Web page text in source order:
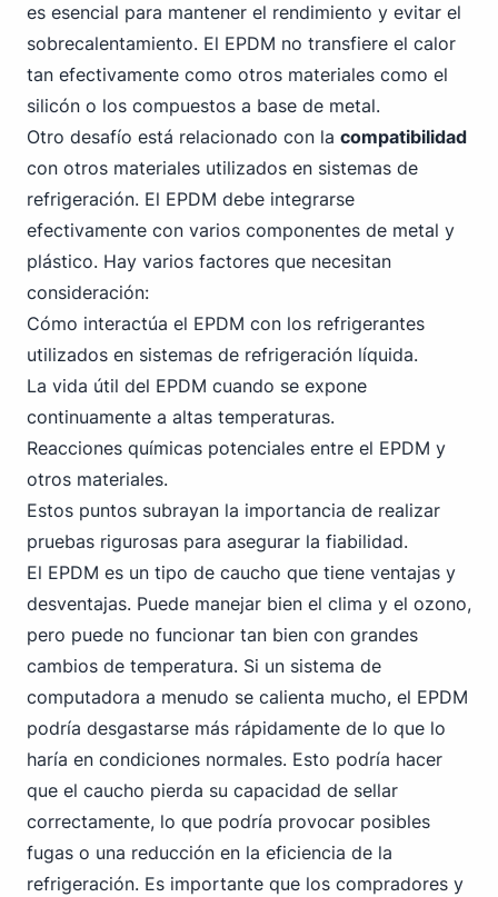
es esencial para mantener el rendimiento y evitar el
sobrecalentamiento. El EPDM no transfiere el calor
tan efectivamente como otros materiales como el
silicón o los compuestos a base de metal.
Otro desafío está relacionado con la compatibilidad
con otros materiales utilizados en sistemas de
refrigeración. El EPDM debe integrarse
efectivamente con varios componentes de metal y
plástico. Hay varios factores que necesitan
consideración:
Cómo interactúa el EPDM con los refrigerantes
utilizados en sistemas de refrigeración líquida.
La vida útil del EPDM cuando se expone
continuamente a altas temperaturas.
Reacciones químicas potenciales entre el EPDM y
otros materiales.
Estos puntos subrayan la importancia de realizar
pruebas rigurosas para asegurar la fiabilidad.
El EPDM es un tipo de caucho que tiene ventajas y
desventajas. Puede manejar bien el clima y el ozono,
pero puede no funcionar tan bien con grandes
cambios de temperatura. Si un sistema de
computadora a menudo se calienta mucho, el EPDM
podría desgastarse más rápidamente de lo que lo
haría en condiciones normales. Esto podría hacer
que el caucho pierda su capacidad de sellar
correctamente, lo que podría provocar posibles
fugas o una reducción en la eficiencia de la
refrigeración. Es importante que los compradores y